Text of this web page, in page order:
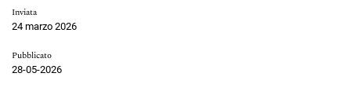
Inviata
24 marzo 2026
Pubblicato
28-05-2026